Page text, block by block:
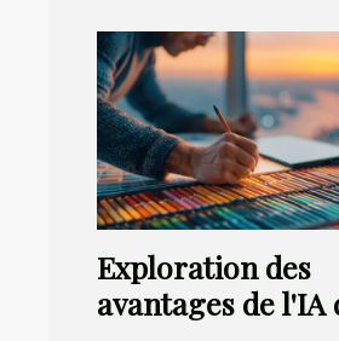
Exploration des
avantages de l'IA